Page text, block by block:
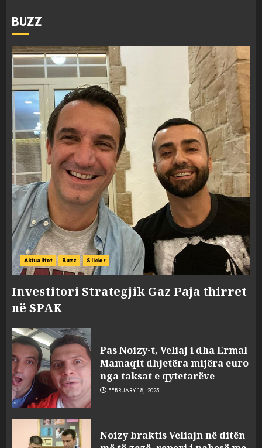
BUZZ
Aktualitet Buzz Slider
Investitori Strategjik Gaz Paja thirret
në SPAK
Pas Noizy-t, Veliaj i dha Ermal
Mamaqit dhjetëra mijëra euro
nga taksat e qytetarëve
FEBRUARY 18, 2025
Noizy braktis Veliajn në ditën
3
sulmuan “One Albania”,
ngjarja u fsheh. A u vodhën
serverat?
çfarë dënimi kërkon për